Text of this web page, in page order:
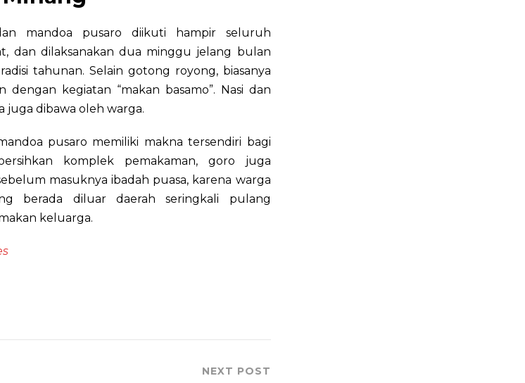
mandoa pusaro diikuti hampir seluruh
dan dilaksanakan dua minggu jelang bulan
tahunan. Selain gotong royong, biasanya
dengan kegiatan “makan basamo”. Nasi dan
juga dibawa oleh warga.
pusaro memiliki makna tersendiri bagi
komplek pemakaman, goro juga
masuknya ibadah puasa, karena warga
berada diluar daerah seringkali pulang
keluarga.
NEXT POST